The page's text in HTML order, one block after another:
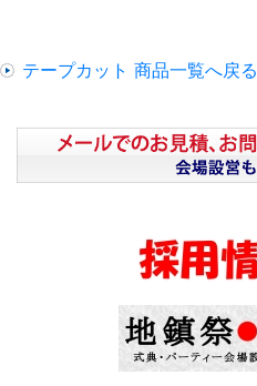
テープカット 商品一覧へ戻る